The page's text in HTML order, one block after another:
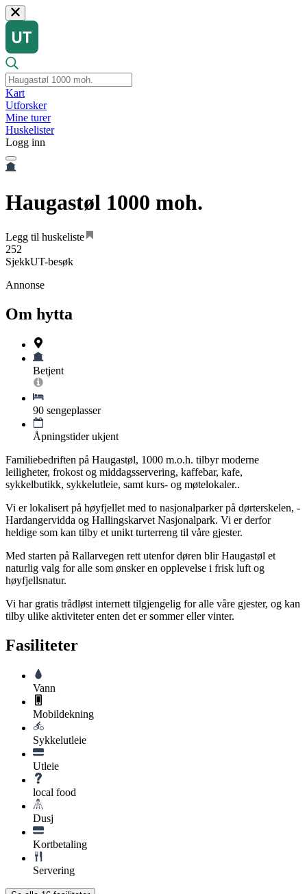
Kart
Utforsker
Mine turer
Huskelister
Logg inn
Haugastøl 1000 moh.
Legg til huskeliste
252
SjekkUT-besøk
Annonse
Om hytta
Betjent
90 sengeplasser
Åpningstider ukjent
Familiebedriften på Haugastøl, 1000 m.o.h. tilbyr moderne
leiligheter, frokost og middagsservering, kaffebar, kafe,
sykkelbutikk, sykkelutleie, samt kurs- og møtelokaler..
Vi er lokalisert på høyfjellet med to nasjonalparker på dørterskelen, -
Hardangervidda og Hallingskarvet Nasjonalpark. Vi er derfor
heldige som kan tilby et unikt turterreng til våre gjester.
Med starten på Rallarvegen rett utenfor døren blir Haugastøl et
naturlig valg for alle som ønsker en opplevelse i frisk luft og
høyfjellsnatur.
Vi har gratis trådløst internett tilgjengelig for alle våre gjester, og kan
tilby ulike aktiviteter enten det er sommer eller vinter.
Fasiliteter
Vann
Mobildekning
Sykkelutleie
Utleie
local food
Dusj
Kortbetaling
Servering